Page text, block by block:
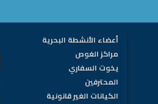
أعضاء الأنشطة البحرية
مراكز الغوص
يخوت السفاري
المحترفين
الكيانات الغير قانونية